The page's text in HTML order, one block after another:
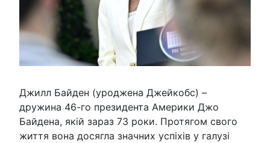
Джилл Байден (уроджена Джейкобс) –
дружина 46-го президента Америки Джо
Байдена, якій зараз 73 роки. Протягом свого
життя вона досягла значних успіхів у галузі